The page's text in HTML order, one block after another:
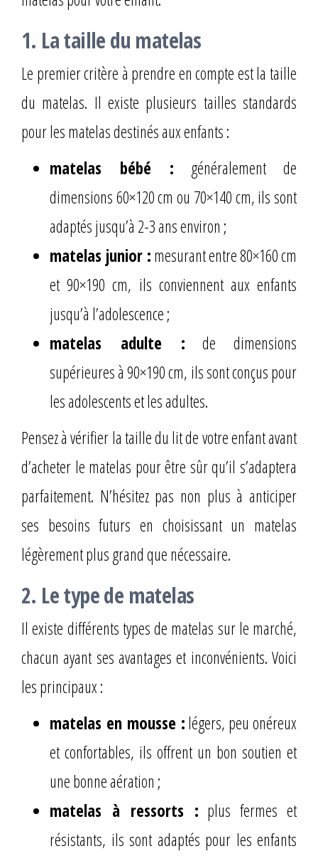
1. La taille du matelas
Le premier critère à prendre en compte est la taille
du matelas. Il existe plusieurs tailles standards
pour les matelas destinés aux enfants :
matelas bébé : généralement de
dimensions 60×120 cm ou 70×140 cm, ils sont
adaptés jusqu’à 2-3 ans environ ;
matelas junior :mesurant entre 80×160 cm
et 90×190 cm, ils conviennent aux enfants
jusqu’à l’adolescence ;
matelas adulte : de dimensions
supérieures à 90×190 cm, ils sont conçus pour
les adolescents et les adultes.
Pensez à vérifier la taille du lit de votre enfant avant
d’acheter le matelas pour être sûr qu’il s’adaptera
parfaitement. N’hésitez pas non plus à anticiper
ses besoins futurs en choisissant un matelas
légèrement plus grand que nécessaire.
2. Le type de matelas
Il existe différents types de matelas sur le marché,
chacun ayant ses avantages et inconvénients. Voici
les principaux :
matelas en mousse :légers, peu onéreux
et confortables, ils offrent un bon soutien et
une bonne aération ;
matelas à ressorts : plus fermes et
résistants, ils sont adaptés pour les enfants